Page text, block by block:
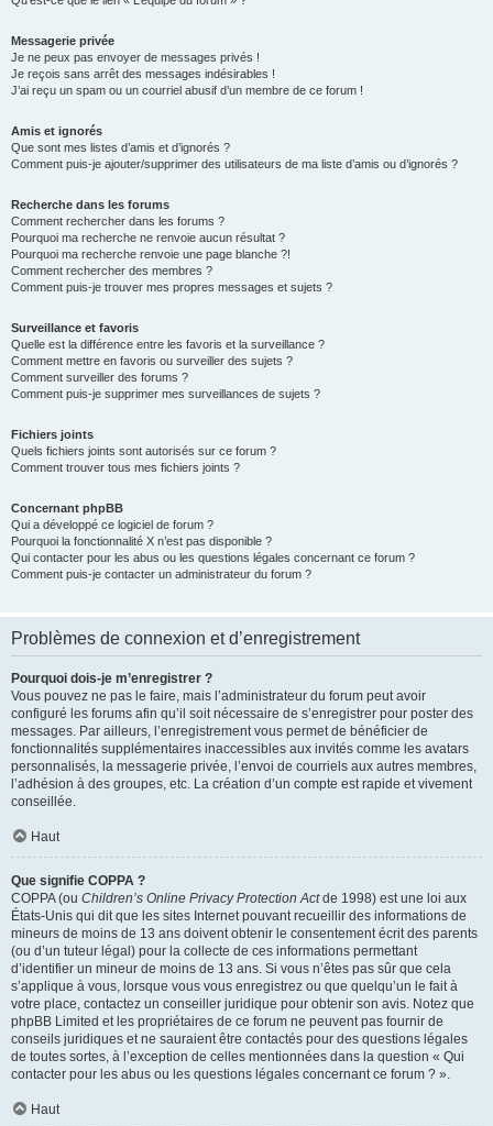
Messagerie privée
Je ne peux pas envoyer de messages privés !
Je reçois sans arrêt des messages indésirables !
J’ai reçu un spam ou un courriel abusif d’un membre de ce forum !
Amis et ignorés
Que sont mes listes d’amis et d’ignorés ?
Comment puis-je ajouter/supprimer des utilisateurs de ma liste d’amis ou d’ignorés ?
Recherche dans les forums
Comment rechercher dans les forums ?
Pourquoi ma recherche ne renvoie aucun résultat ?
Pourquoi ma recherche renvoie une page blanche ?!
Comment rechercher des membres ?
Comment puis-je trouver mes propres messages et sujets ?
Surveillance et favoris
Quelle est la différence entre les favoris et la surveillance ?
Comment mettre en favoris ou surveiller des sujets ?
Comment surveiller des forums ?
Comment puis-je supprimer mes surveillances de sujets ?
Fichiers joints
Quels fichiers joints sont autorisés sur ce forum ?
Comment trouver tous mes fichiers joints ?
Concernant phpBB
Qui a développé ce logiciel de forum ?
Pourquoi la fonctionnalité X n’est pas disponible ?
Qui contacter pour les abus ou les questions légales concernant ce forum ?
Comment puis-je contacter un administrateur du forum ?
Problèmes de connexion et d’enregistrement
Pourquoi dois-je m’enregistrer ?
Vous pouvez ne pas le faire, mais l’administrateur du forum peut avoir
configuré les forums afin qu’il soit nécessaire de s’enregistrer pour poster des
messages. Par ailleurs, l’enregistrement vous permet de bénéficier de
fonctionnalités supplémentaires inaccessibles aux invités comme les avatars
personnalisés, la messagerie privée, l’envoi de courriels aux autres membres,
l’adhésion à des groupes, etc. La création d’un compte est rapide et vivement
conseillée.
Haut
Que signifie COPPA ?
COPPA (ou Children’s Online Privacy Protection Actde 1998) est une loi aux
États-Unis qui dit que les sites Internet pouvant recueillir des informations de
mineurs de moins de 13 ans doivent obtenir le consentement écrit des parents
(ou d’un tuteur légal) pour la collecte de ces informations permettant
d’identifier un mineur de moins de 13 ans. Si vous n’êtes pas sûr que cela
s’applique à vous, lorsque vous vous enregistrez ou que quelqu’un le fait à
votre place, contactez un conseiller juridique pour obtenir son avis. Notez que
phpBB Limited et les propriétaires de ce forum ne peuvent pas fournir de
conseils juridiques et ne sauraient être contactés pour des questions légales
de toutes sortes, à l’exception de celles mentionnées dans la question « Qui
contacter pour les abus ou les questions légales concernant ce forum ? ».
Haut